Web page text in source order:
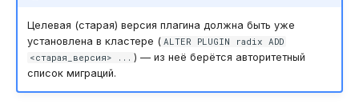
llen
lmove
Целевая (старая) версия плагина должна быть уже
установлена в кластере ( ALTER PLUGIN radix ADD
<старая_версия> ... ) — из неё берётся авторитетный
список миграций.